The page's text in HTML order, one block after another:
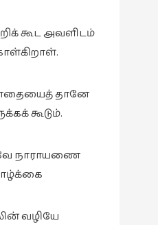
கூட அவளிடம்
தானே
கூடும்.
நாராயணை
வழியே